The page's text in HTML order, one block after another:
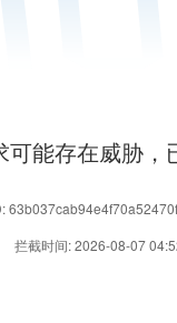
可能存在威胁，
拦截时间: 2026-08-07